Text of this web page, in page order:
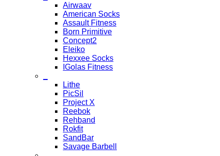
Airwaav
American Socks
Assault Fitness
Born Primitive
Concept2
Eleiko
Hexxee Socks
IGolas Fitness
Lithe
PicSil
Project X
Reebok
Rehband
Rokfit
SandBar
Savage Barbell